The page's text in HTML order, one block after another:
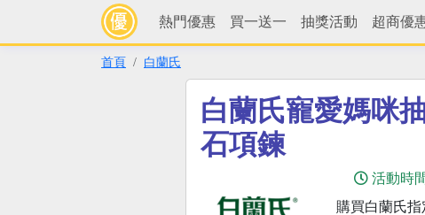
熱門優惠 買一送一 抽獎活動 超商優
首頁 白蘭氏
白蘭氏寵愛媽咪
石項鍊
活動時
購買白蘭氏